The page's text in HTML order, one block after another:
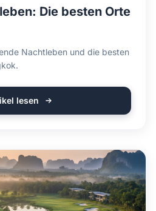
Die besten Orte
Nachtleben und die besten
lesen